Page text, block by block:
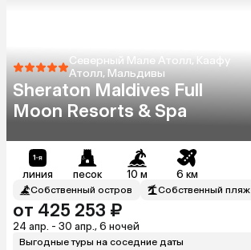
Северный Мале Атолл, Каафу
Атолл, Мальдивы
Sheraton Maldives Full
Moon Resorts & Spa
линия песок 10 м 6 км
Собственный остров Собственный пляж
от 425 253 ₽
24 апр. - 30 апр., 6 ночей
Выгодные туры на соседние даты